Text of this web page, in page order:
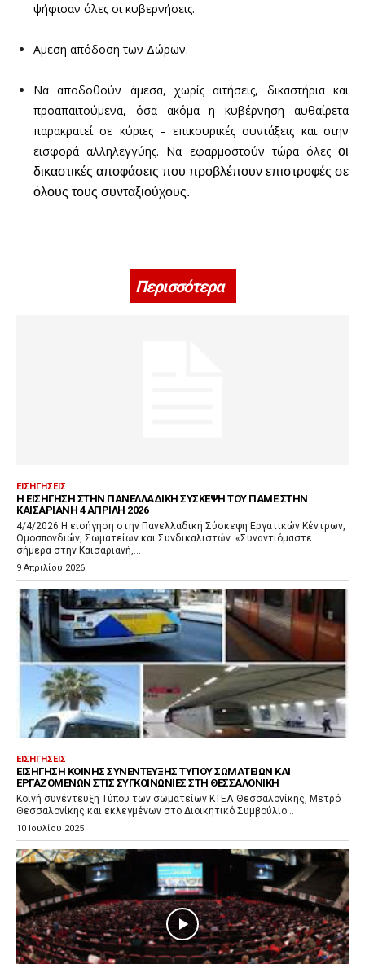
ψήφισαν όλες οι κυβερνήσεις.
Αμεση απόδοση των Δώρων.
Να αποδοθούν άμεσα, χωρίς αιτήσεις, δικαστήρια και
προαπαιτούμενα, όσα ακόμα η κυβέρνηση αυθαίρετα
παρακρατεί σε κύριες – επικουρικές συντάξεις και στην
εισφορά αλληλεγγύης. Να εφαρμοστούν τώρα όλεςοι
δικαστικές αποφάσεις που προβλέπουν επιστροφές σε
όλους τους συνταξιούχους.
Περισσότερα
ΕΙΣΗΓΉΣΕΙΣ
Η ΕΙΣΉΓΗΣΗ ΣΤΗΝ ΠΑΝΕΛΛΑΔΙΚΉ ΣΎΣΚΕΨΗ ΤΟΥ ΠΑΜΕ ΣΤΗΝ
ΚΑΙΣΑΡΙΑΝΉ 4 ΑΠΡΊΛΗ 2026
4/4/2026 Η εισήγηση στην Πανελλαδική Σύσκεψη Εργατικών Κέντρων,
Ομοσπονδιών, Σωματείων και Συνδικαλιστών. «Συναντιόμαστε
σήμερα στην Καισαριανή,...
9 Απριλίου 2026
ΕΙΣΗΓΉΣΕΙΣ
ΕΙΣΉΓΗΣΗ ΚΟΙΝΉΣ ΣΥΝΈΝΤΕΥΞΗΣ ΤΎΠΟΥ ΣΩΜΑΤΕΊΩΝ ΚΑΙ
ΕΡΓΑΖΟΜΈΝΩΝ ΣΤΙΣ ΣΥΓΚΟΙΝΩΝΊΕΣ ΣΤΗ ΘΕΣΣΑΛΟΝΊΚΗ
Κοινή συνέντευξη Τύπου των σωματείων ΚΤΕΛ Θεσσαλονίκης, Μετρό
Θεσσαλονίκης και εκλεγμένων στο Διοικητικό Συμβούλιο...
10 Ιουλίου 2025